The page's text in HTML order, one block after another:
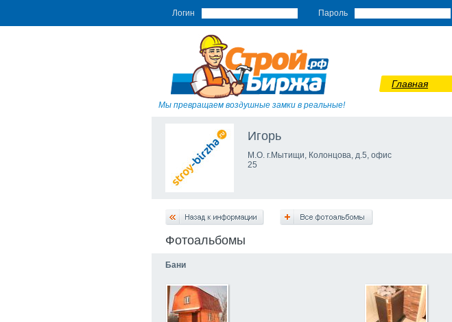
Логин Пароль
Мы превращаем воздушные замки в реальные!
Главная
Игорь
М.О. г.Мытищи, Колонцова, д.5, офис
25
Фотоальбомы
Бани